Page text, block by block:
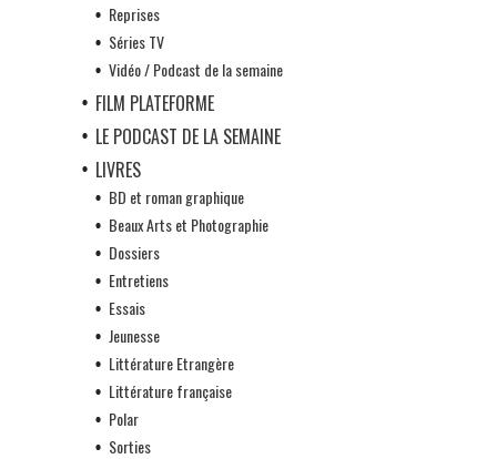
Reprises
Séries TV
Vidéo / Podcast de la semaine
FILM PLATEFORME
LE PODCAST DE LA SEMAINE
LIVRES
BD et roman graphique
Beaux Arts et Photographie
Dossiers
Entretiens
Essais
Jeunesse
Littérature Etrangère
Littérature française
Polar
Sorties